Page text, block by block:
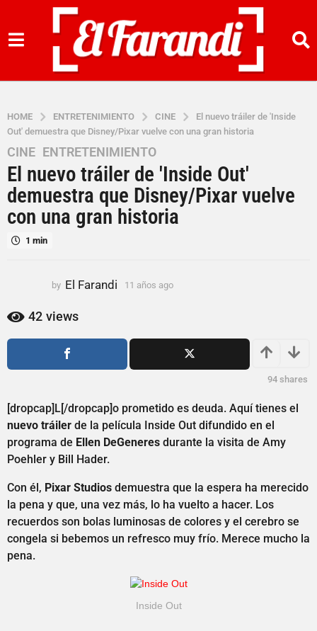
HOME ENTRETENIMIENTO CINE
El nuevo tráiler de 'Inside
Out' demuestra que Disney/Pixar vuelve con una gran historia
1
1
ñ
o
s
1
a
o
a
g
o
CINE ,ENTRETENIMIENTO
El nuevo tráiler de 'Inside Out'
demuestra que Disney/Pixar vuelve
con una gran historia
1 min
by El Farandi 11 años ago
o
42 views
94 shares
[dropcap]L[/dropcap]o prometido es deuda. Aquí tienes el
nuevo tráiler de la película Inside Out difundido en el
programa de Ellen DeGeneres durante la visita de Amy
Poehler y Bill Hader.
Con él, Pixar Studios demuestra que la espera ha merecido
la pena y que, una vez más, lo ha vuelto a hacer. Los
recuerdos son bolas luminosas de colores y el cerebro se
congela si bebemos un refresco muy frío. Merece mucho la
pena.
Inside Out